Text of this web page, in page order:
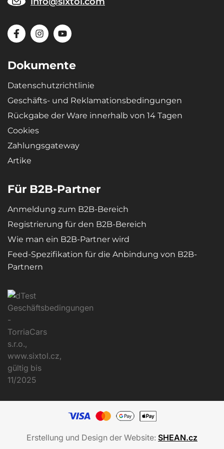
Design
elegantes Aussehen im jeweiligen Fahrzeugtyp.
Recycelbares, hoch belastbares und qualitativ hochwertiges
extreme Elastizität, sodass sich die Wanne nach dem Biegen (z. B.
Dokumente
Datenschutzrichtlinie
Geschäfts- und Reklamationsbedingungen
Rückgabe der Ware innerhalb von 14 Tagen
Cookies
Zahlungsgateway
Artike
Für B2B-Partner
Anmeldung zum B2B-Bereich
Registrierung für den B2B-Bereich
Wie man ein B2B-Partner wird
Feed-Spezifikation für die Anbindung von B2B-
Partnern
Erstellung und Design der Website: SHEAN.cz